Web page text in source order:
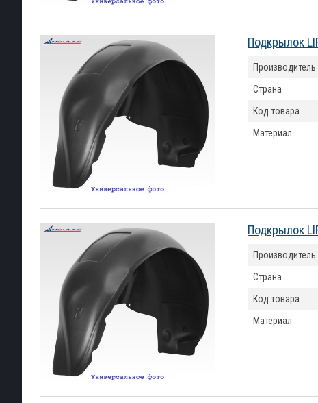
Подкрылок
Производитель
Страна
Код товара
Материал
Подкрылок
Производитель
Страна
Код товара
Материал